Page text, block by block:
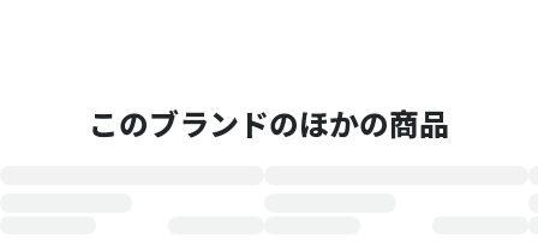
このブランドのほかの商品